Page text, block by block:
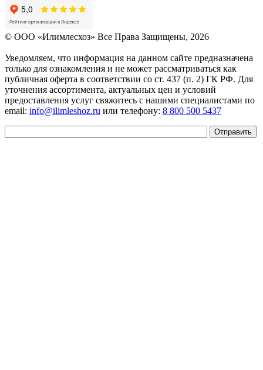
© OOO «Илимлесхоз» Все Права Защищены, 2026
Уведомляем, что информация на данном сайте предназначена
только для ознакомления и не может рассматриваться как
публичная оферта в соответствии со ст. 437 (п. 2) ГК РФ. Для
уточнения ассортимента, актуальных цен и условий
предоставления услуг свяжитесь с нашими специалистами по
email: info@ilimleshoz.ru или телефону: 8 800 500 5437